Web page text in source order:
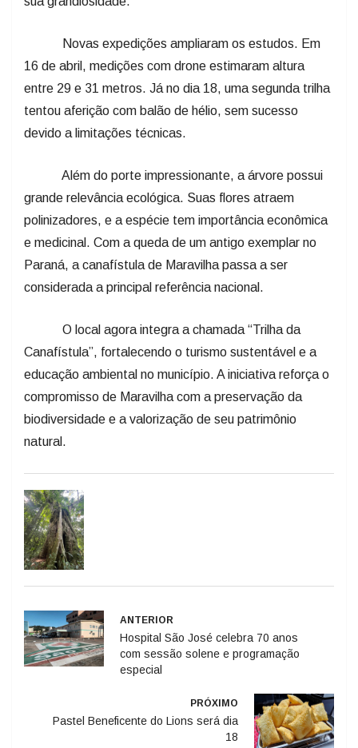
Novas expedições ampliaram os estudos. Em
16 de abril, medições com drone estimaram altura
entre 29 e 31 metros. Já no dia 18, uma segunda trilha
tentou aferição com balão de hélio, sem sucesso
devido a limitações técnicas.
Além do porte impressionante, a árvore possui
grande relevância ecológica. Suas flores atraem
polinizadores, e a espécie tem importância econômica
e medicinal. Com a queda de um antigo exemplar no
Paraná, a canafístula de Maravilha passa a ser
considerada a principal referência nacional.
O local agora integra a chamada “Trilha da
Canafístula”, fortalecendo o turismo sustentável e a
educação ambiental no município. A iniciativa reforça o
compromisso de Maravilha com a preservação da
biodiversidade e a valorização de seu patrimônio
natural.
ANTERIOR
Hospital São José celebra 70 anos
com sessão solene e programação
especial
PRÓXIMO
Pastel Beneficente do Lions será dia
18